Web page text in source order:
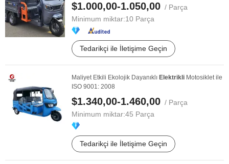
$1.000,00-1.050,00 / Parça
Minimum miktar:10 Parça
Tedarikçi ile İletişime Geçin
Maliyet Etkili Ekolojik Dayanıklı Elektrikli Motosiklet ile
ISO 9001: 2008
$1.340,00-1.460,00 / Parça
Minimum miktar:45 Parça
Tedarikçi ile İletişime Geçin